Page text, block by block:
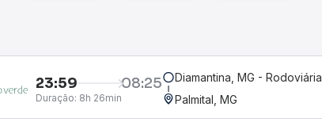
23:59 08:25
Duração: 8h 26min
Diamantina, MG - Rodoviária
Palmital, MG